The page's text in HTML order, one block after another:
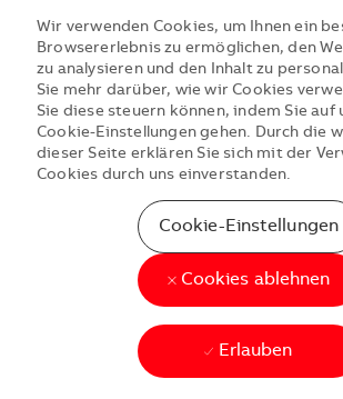
Wir verwenden Cookies, um Ihnen ein
Browsererlebnis zu ermöglichen, den
zu analysieren und den Inhalt zu
Sie mehr darüber, wie wir Cookies
Sie diese steuern können, indem Sie auf
Cookie-Einstellungen gehen. Durch die
dieser Seite erklären Sie sich mit der
Cookies durch uns einverstanden.
Cookie-Einstellungen
Cookies ablehnen
Erlauben